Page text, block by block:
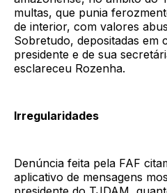
multas, que punia
de interior, com valores
Sobretudo, depositadas em
presidente e de sua
esclareceu Rozenha.
Irregularidades
Denúncia feita pela FAF
aplicativo de mensagens